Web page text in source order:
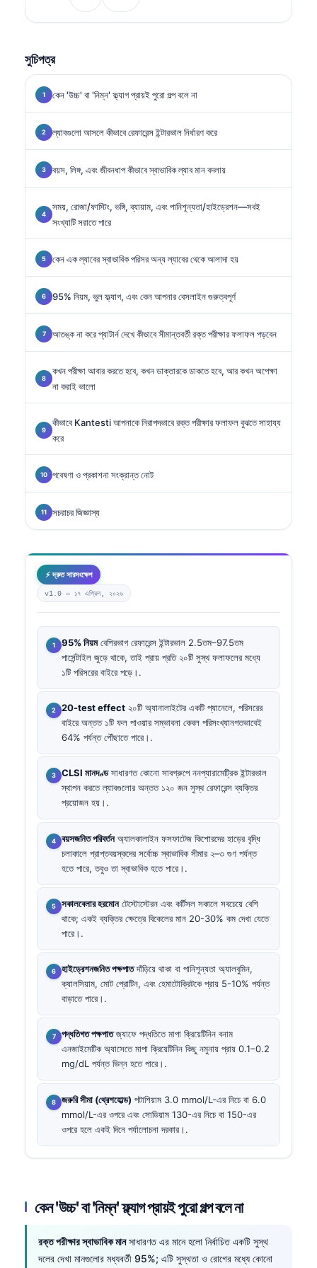
মেডিসিনে বিশেষজ্ঞ।.
সুচিপত্র
কেন 'উচ্চ' বা 'নিম্ন' ফ্ল্যাগ প্রায়ই পুরো গল্প বলে না
ল্যাবগুলো আসলে কীভাবে রেফারেন্স ইন্টারভাল নির্ধারণ করে
বয়স, লিঙ্গ, এবং জীবনধাপ কীভাবে স্বাভাবিক ল্যাব মান বদলায়
সময়, রোজা/ফাস্টিং, ভঙ্গি, ব্যায়াম, এবং পানিশূন্যতা/হাইড্রেশন—সবই
সংখ্যাটি সরাতে পারে
কেন এক ল্যাবের স্বাভাবিক পরিসর অন্য ল্যাবের থেকে আলাদা হয়
95% নিয়ম, ভুল ফ্ল্যাগ, এবং কেন আপনার বেসলাইন গুরুত্বপূর্ণ
আতঙ্ক না করে প্যাটার্ন দেখে কীভাবে সীমান্তবর্তী রক্ত পরীক্ষার ফলাফল পড়বেন
কখন পরীক্ষা আবার করতে হবে, কখন ডাক্তারকে ডাকতে হবে, আর কখন অপেক্ষা
না করাই ভালো
কীভাবে Kantesti আপনাকে নিরাপদভাবে রক্ত পরীক্ষার ফলাফল বুঝতে সাহায্য
করে
গবেষণা ও প্রকাশনা সংক্রান্ত নোট
সচরাচর জিজ্ঞাস্য
⚡ দ্রুত সারসংক্ষেপ
v1.0 — ১৭ এপ্রিল, ২০২৬
95% নিয়মবেশিরভাগ রেফারেন্স ইন্টারভাল 2.5তম–97.5তম
পার্সেন্টাইল জুড়ে থাকে, তাই প্রায় প্রতি ২০টি সুস্থ ফলাফলের মধ্যে
১টি পরিসরের বাইরে পড়ে।.
20-test effect ২০টি অ্যানালাইটের একটি প্যানেলে, পরিসরের
বাইরে অন্তত ১টি ফল পাওয়ার সম্ভাবনা কেবল পরিসংখ্যানগতভাবেই
64% পর্যন্ত পৌঁছাতে পারে।.
CLSI মানদণ্ডসাধারণত কোনো সাবগ্রুপে ননপ্যারামেট্রিক ইন্টারভাল
স্থাপন করতে ল্যাবগুলোর অন্তত ১২০ জন সুস্থ রেফারেন্স ব্যক্তির
প্রয়োজন হয়।.
বয়সজনিত পরিবর্তনঅ্যালকালাইন ফসফাটেজ কিশোরদের হাড়ের বৃদ্ধি
চলাকালে প্রাপ্তবয়স্কদের সর্বোচ্চ স্বাভাবিক সীমার ২–৩ গুণ পর্যন্ত
হতে পারে, তবুও তা স্বাভাবিক হতে পারে।.
সকালবেলার হরমোনটেস্টোস্টেরন এবং কর্টিসল সকালে সবচেয়ে বেশি
থাকে; একই ব্যক্তির ক্ষেত্রে বিকেলের মান 20-30% কম দেখা যেতে
পারে।.
হাইড্রেশনজনিত পক্ষপাতদাঁড়িয়ে থাকা বা পানিশূন্যতা অ্যালবুমিন,
ক্যালসিয়াম, মোট প্রোটিন, এবং হেমাটোক্রিটকে প্রায় 5-10% পর্যন্ত
বাড়াতে পারে।.
পদ্ধতিগত পক্ষপাতজ্যাফে পদ্ধতিতে মাপা ক্রিয়েটিনিন বনাম
এনজাইমেটিক অ্যাসেতে মাপা ক্রিয়েটিনিন কিছু নমুনায় প্রায় 0.1–0.2
mg/dL পর্যন্ত ভিন্ন হতে পারে।.
জরুরি সীমা (থ্রেশহোল্ড) পটাশিয়াম 3.0 mmol/L-এর নিচে বা 6.0
mmol/L-এর ওপরে এবং সোডিয়াম 130-এর নিচে বা 150-এর
ওপরে হলে একই দিনে পর্যালোচনা দরকার।.
কেন 'উচ্চ' বা 'নিম্ন' ফ্ল্যাগ প্রায়ই পুরো গল্প বলে না
রক্ত পরীক্ষার স্বাভাবিক মানসাধারণত এর মানে হলো নির্বাচিত একটি সুস্থ
দলের দেখা মানগুলোর মধ্যবর্তী 95%; এটি সুস্থতা ও রোগের মধ্যে কোনো